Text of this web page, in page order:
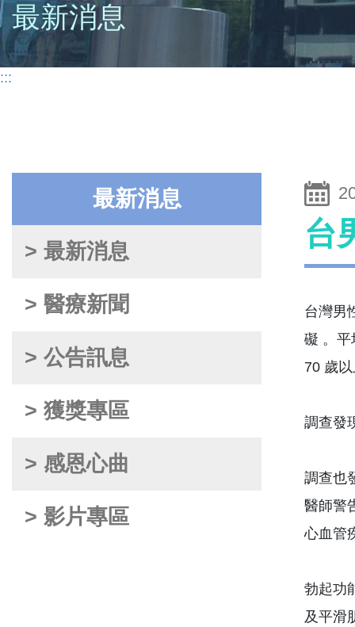
最新消息
:::
最新消息
> 最新消息
> 醫療新聞
> 公告訊息
> 獲獎專區
> 感恩心曲
> 影片專區
台
台灣男
礙 。平
70 歲
調查發
調查也
醫師警
心血管
勃起功
及平滑